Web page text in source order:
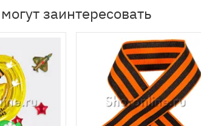
заинтересовать